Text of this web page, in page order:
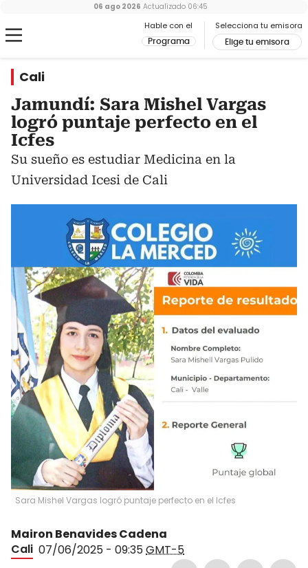
Hable con el
Programa
Selecciona tu emisora
Elige tu emisora
06 ago 2026 Actualizado 06:45
Cali
Jamundí: Sara Mishel Vargas
logró puntaje perfecto en el
Icfes
Su sueño es estudiar Medicina en la
Universidad Icesi de Cali
Sara Mishel Vargas logró puntaje perfecto en el Icfes
Mairon Benavides Cadena
Cali 07/06/2025 - 09:35GMT-5